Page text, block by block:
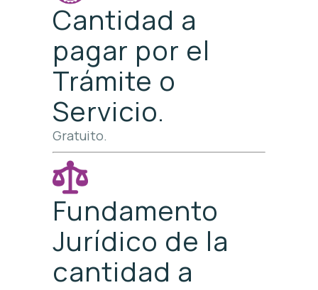
Cantidad a
pagar por el
Trámite o
Servicio.
Gratuito.
Fundamento
Jurídico de la
cantidad a